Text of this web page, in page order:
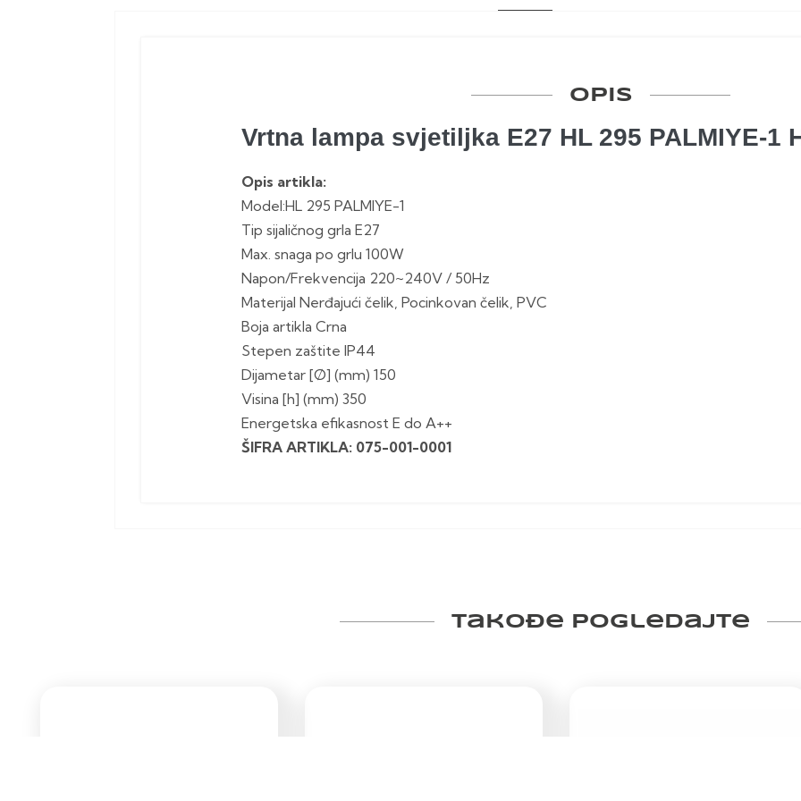
OPIS
Vrtna lampa svjetiljka E27 HL 295 PALMIYE-1
Opis artikla:
Model:HL 295 PALMIYE-1
Tip sijaličnog grla E27
Max. snaga po grlu 100W
Napon/Frekvencija 220~240V / 50Hz
Materijal Nerđajući čelik, Pocinkovan čelik, PVC
Boja artikla Crna
Stepen zaštite IP44
Dijametar [Ø] (mm) 150
Visina [h] (mm) 350
Energetska efikasnost E do A++
ŠIFRA ARTIKLA: 075-001-0001
Takođe pogledajte